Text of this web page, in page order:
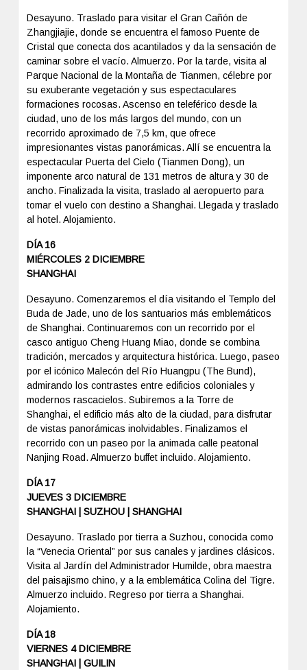
Desayuno. Traslado para visitar el Gran Cañón de
Zhangjiajie, donde se encuentra el famoso Puente de
Cristal que conecta dos acantilados y da la sensación de
caminar sobre el vacío. Almuerzo. Por la tarde, visita al
Parque Nacional de la Montaña de Tianmen, célebre por
su exuberante vegetación y sus espectaculares
formaciones rocosas. Ascenso en teleférico desde la
ciudad, uno de los más largos del mundo, con un
recorrido aproximado de 7,5 km, que ofrece
impresionantes vistas panorámicas. Allí se encuentra la
espectacular Puerta del Cielo (Tianmen Dong), un
imponente arco natural de 131 metros de altura y 30 de
ancho. Finalizada la visita, traslado al aeropuerto para
tomar el vuelo con destino a Shanghai. Llegada y traslado
al hotel. Alojamiento.
DÍA 16
MIÉRCOLES 2 DICIEMBRE
SHANGHAI
Desayuno. Comenzaremos el día visitando el Templo del
Buda de Jade, uno de los santuarios más emblemáticos
de Shanghai. Continuaremos con un recorrido por el
casco antiguo Cheng Huang Miao, donde se combina
tradición, mercados y arquitectura histórica. Luego, paseo
por el icónico Malecón del Río Huangpu (The Bund),
admirando los contrastes entre edificios coloniales y
modernos rascacielos. Subiremos a la Torre de
Shanghai, el edificio más alto de la ciudad, para disfrutar
de vistas panorámicas inolvidables. Finalizamos el
recorrido con un paseo por la animada calle peatonal
Nanjing Road. Almuerzo buffet incluido. Alojamiento.
DÍA 17
JUEVES 3 DICIEMBRE
SHANGHAI | SUZHOU | SHANGHAI
Desayuno. Traslado por tierra a Suzhou, conocida como
la “Venecia Oriental” por sus canales y jardines clásicos.
Visita al Jardín del Administrador Humilde, obra maestra
del paisajismo chino, y a la emblemática Colina del Tigre.
Almuerzo incluido. Regreso por tierra a Shanghai.
Alojamiento.
DÍA 18
VIERNES 4 DICIEMBRE
SHANGHAI | GUILIN